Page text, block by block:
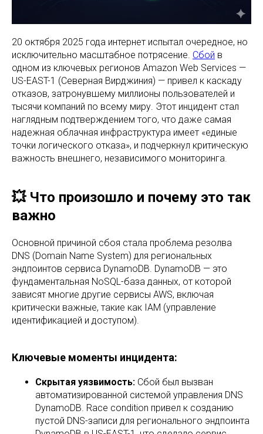
20 октября 2025 года интернет испытал очередное, но
исключительно масштабное потрясение. Сбой в
одном из ключевых регионов Amazon Web Services —
US-EAST-1 (Северная Вирджиния) — привел к каскаду
отказов, затронувшему миллионы пользователей и
тысячи компаний по всему миру. Этот инцидент стал
наглядным подтверждением того, что даже самая
надежная облачная инфраструктура имеет «единые
точки логического отказа», и подчеркнул критическую
важность внешнего, независимого мониторинга.
💥 Что произошло и почему это так
важно
Основной причиной сбоя стала проблема резолва
DNS (Domain Name System) для региональных
эндпоинтов сервиса DynamoDB. DynamoDB — это
фундаментальная NoSQL-база данных, от которой
зависят многие другие сервисы AWS, включая
критически важные, такие как IAM (управление
идентификацией и доступом).
Ключевые моменты инцидента:
Скрытая уязвимость: Сбой был вызван
автоматизированной системой управления DNS
DynamoDB. Race condition привел к созданию
пустой DNS-записи для регионального эндпоинта